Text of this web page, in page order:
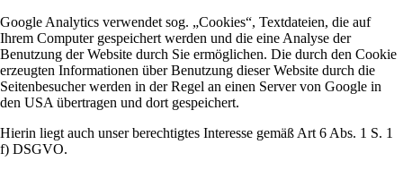
Google Analytics verwendet sog. „Cookies“, Textdateien, die auf
Ihrem Computer gespeichert werden und die eine Analyse der
Benutzung der Website durch Sie ermöglichen. Die durch den Cookie
erzeugten Informationen über Benutzung dieser Website durch die
Seitenbesucher werden in der Regel an einen Server von Google in
den USA übertragen und dort gespeichert.
Hierin liegt auch unser berechtigtes Interesse gemäß Art 6 Abs. 1 S. 1
f) DSGVO.